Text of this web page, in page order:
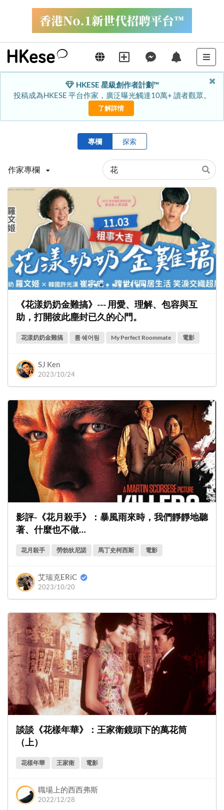
HKESE 星級創作者計劃™
投稿成為HKESE 平台作家，廣泛曝光觸達10萬+ 讀者觀眾。
了解詳情
專欄 探索
作家專欄
《花漾奶奶金難搞》--- 用愛、理解、包容與互
助，打開彼此塵封已久的心門。
花漾奶奶金難搞 룸 쉐어링 My Perfect Roommate 電影
SJ Ken
2023/10/24
影評-《花月殺手》：暴風雨來時，我們靜靜地聽
著、什麼也不做…
花月殺手 勞勃狄尼諾 馬丁史柯西斯 電影
艾瑞克ERiC
2023/10/20
談談《花樣年華》：王家衛鏡頭下的萬花筒
（上）
花樣年華 王家衛 電影
職場上的西西弗斯
2022/12/28